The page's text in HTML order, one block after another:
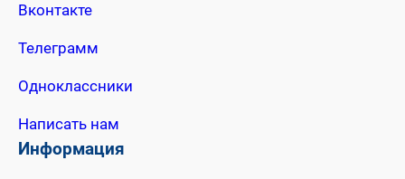
Вконтакте
Телеграмм
Одноклассники
Написать нам
Информация